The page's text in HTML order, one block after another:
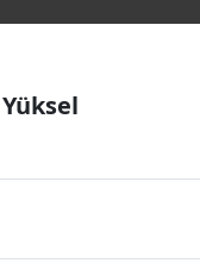
Yüksel